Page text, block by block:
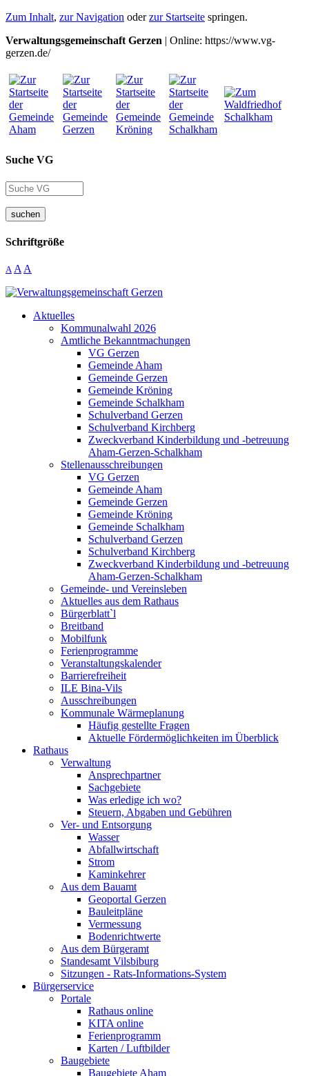
Zum Inhalt, zur Navigation oderzur Startseite springen.
Verwaltungsgemeinschaft Gerzen | Online: https://www.vg-
gerzen.de/
Suche VG
suchen
Schriftgröße
A A A
Aktuelles
Kommunalwahl 2026
Amtliche Bekanntmachungen
VG Gerzen
Gemeinde Aham
Gemeinde Gerzen
Gemeinde Kröning
Gemeinde Schalkham
Schulverband Gerzen
Schulverband Kirchberg
Zweckverband Kinderbildung und -betreuung
Aham-Gerzen-Schalkham
Stellenausschreibungen
VG Gerzen
Gemeinde Aham
Gemeinde Gerzen
Gemeinde Kröning
Gemeinde Schalkham
Schulverband Gerzen
Schulverband Kirchberg
Zweckverband Kinderbildung und -betreuung
Aham-Gerzen-Schalkham
Gemeinde- und Vereinsleben
Aktuelles aus dem Rathaus
Bürgerblatt`l
Breitband
Mobilfunk
Ferienprogramme
Veranstaltungskalender
Barrierefreiheit
ILE Bina-Vils
Ausschreibungen
Kommunale Wärmeplanung
Häufig gestellte Fragen
Aktuelle Fördermöglichkeiten im Überblick
Rathaus
Verwaltung
Ansprechpartner
Sachgebiete
Was erledige ich wo?
Steuern, Abgaben und Gebühren
Ver- und Entsorgung
Wasser
Abfallwirtschaft
Strom
Kaminkehrer
Aus dem Bauamt
Geoportal Gerzen
Bauleitpläne
Vermessung
Bodenrichtwerte
Aus dem Bürgeramt
Standesamt Vilsbiburg
Sitzungen - Rats-Informations-System
Bürgerservice
Portale
Rathaus online
KITA online
Ferienprogramm
Karten / Luftbilder
Baugebiete
Baugebiete Aham